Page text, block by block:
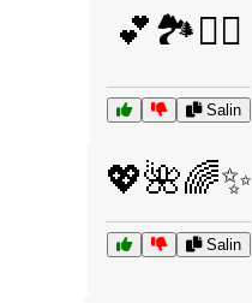
💕🏞️🚴‍♀️
Salin
💖🌺🌈✨
Salin